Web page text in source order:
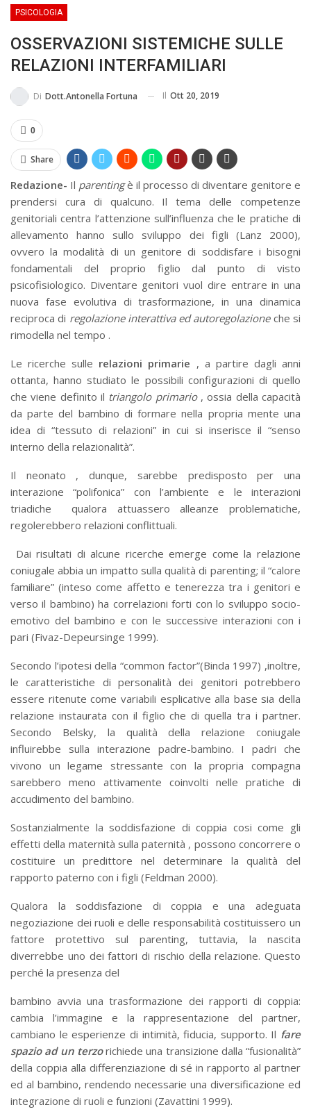
MA...
CIVILE E SOCIALE
PSICOLOGIA
OSSERVAZIONI SISTEMICHE SULLE
RELAZIONI INTERFAMILIARI
Di Dott.Antonella Fortuna Il Ott 20, 2019
0
Share
Redazione- Il parentingè il processo di diventare genitore e
prendersi cura di qualcuno. Il tema delle competenze
genitoriali centra l’attenzione sull’influenza che le pratiche di
allevamento hanno sullo sviluppo dei figli (Lanz 2000),
ovvero la modalità di un genitore di soddisfare i bisogni
fondamentali del proprio figlio dal punto di visto
psicofisiologico. Diventare genitori vuol dire entrare in una
nuova fase evolutiva di trasformazione, in una dinamica
reciproca di regolazione interattiva ed autoregolazioneche si
rimodella nel tempo .
Le ricerche sulle relazioni primarie , a partire dagli anni
ottanta, hanno studiato le possibili configurazioni di quello
che viene definito il triangolo primario, ossia della capacità
da parte del bambino di formare nella propria mente una
idea di “tessuto di relazioni” in cui si inserisce il “senso
interno della relazionalità”.
Il neonato , dunque, sarebbe predisposto per una
interazione “polifonica” con l’ambiente e le interazioni
triadiche qualora attuassero alleanze problematiche,
regolerebbero relazioni conflittuali.
Dai risultati di alcune ricerche emerge come la relazione
coniugale abbia un impatto sulla qualità di parenting; il “calore
familiare” (inteso come affetto e tenerezza tra i genitori e
verso il bambino) ha correlazioni forti con lo sviluppo socio-
emotivo del bambino e con le successive interazioni con i
pari (Fivaz-Depeursinge 1999).
Secondo l’ipotesi della “common factor”(Binda 1997) ,inoltre,
le caratteristiche di personalità dei genitori potrebbero
essere ritenute come variabili esplicative alla base sia della
relazione instaurata con il figlio che di quella tra i partner.
Secondo Belsky, la qualità della relazione coniugale
influirebbe sulla interazione padre-bambino. I padri che
vivono un legame stressante con la propria compagna
sarebbero meno attivamente coinvolti nelle pratiche di
accudimento del bambino.
Sostanzialmente la soddisfazione di coppia cosi come gli
effetti della maternità sulla paternità , possono concorrere o
costituire un predittore nel determinare la qualità del
rapporto paterno con i figli (Feldman 2000).
Qualora la soddisfazione di coppia e una adeguata
negoziazione dei ruoli e delle responsabilità costituissero un
fattore protettivo sul parenting, tuttavia, la nascita
diverrebbe uno dei fattori di rischio della relazione. Questo
perché la presenza del
bambino avvia una trasformazione dei rapporti di coppia:
cambia l’immagine e la rappresentazione del partner,
cambiano le esperienze di intimità, fiducia, supporto. Il fare
spazio ad un terzorichiede una transizione dalla “fusionalità”
della coppia alla differenziazione di sé in rapporto al partner
ed al bambino, rendendo necessarie una diversificazione ed
integrazione di ruoli e funzioni (Zavattini 1999).